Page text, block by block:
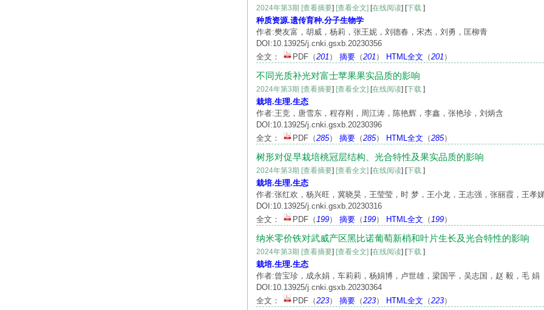
2024年第3期 [查看摘要] [查看全文] [在线阅读] [下载 ]
种质资源.遗传育种.分子生物学
作者:樊友富，胡威，杨莉，张王妮，刘德春，宋杰，刘勇，匡柳青
DOI:10.13925/j.cnki.gsxb.20230356
全文：
PDF （201 ） 摘要 （201 ） HTML全文 （201 ）
不同光质补光对富士苹果果实品质的影响
2024年第3期 [查看摘要] [查看全文] [在线阅读] [下载 ]
栽培.生理.生态
作者:王竞，唐雪东，程存刚，周江涛，陈艳辉，李鑫，张艳珍，刘炳含
DOI:10.13925/j.cnki.gsxb.20230396
全文：
PDF （285） 摘要 （285） HTML全文 （285）
树形对促早栽培桃冠层结构、光合特性及果实品质的影响
2024年第3期 [查看摘要] [查看全文] [在线阅读] [下载 ]
栽培.生理.生态
作者:张红欢，杨兴旺，冀晓昊，王莹莹，时 梦，王小龙，王志强，张丽霞，王孝
DOI:10.13925/j.cnki.gsxb.20230316
全文：
PDF （199） 摘要 （199） HTML全文 （199）
纳米零价铁对武威产区黑比诺葡萄新梢和叶片生长及光合特性的影响
2024年第3期 [查看摘要] [查看全文] [在线阅读] [下载 ]
栽培.生理.生态
作者:曾宝珍，成永娟，车莉莉，杨娟博，卢世雄，梁国平，吴志国，赵 毅，毛 娟
DOI:10.13925/j.cnki.gsxb.20230364
全文：
PDF （223） 摘要 （223） HTML全文 （223）